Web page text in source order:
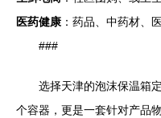
医药健康 ：药品、中药材、
###
选择天津的泡沫保温箱
个容器，更是一套针对产品